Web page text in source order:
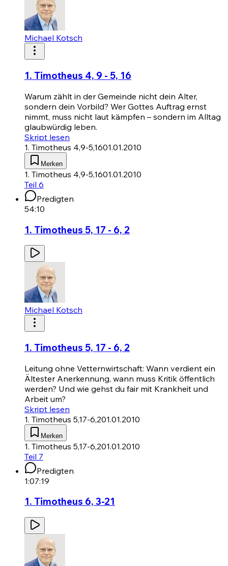
Michael Kotsch
1. Timotheus 4, 9 - 5, 16
Warum zählt in der Gemeinde nicht dein Alter,
sondern dein Vorbild? Wer Gottes Auftrag ernst
nimmt, muss nicht laut kämpfen – sondern im Alltag
glaubwürdig leben.
Skript lesen
1. Timotheus 4,9-5,1601.01.2010
Merken
1. Timotheus 4,9-5,1601.01.2010
Teil 6
Predigten
54:10
1. Timotheus 5, 17 - 6, 2
Michael Kotsch
1. Timotheus 5, 17 - 6, 2
Leitung ohne Vetternwirtschaft: Wann verdient ein
Ältester Anerkennung, wann muss Kritik öffentlich
werden? Und wie gehst du fair mit Krankheit und
Arbeit um?
Skript lesen
1. Timotheus 5,17-6,201.01.2010
Merken
1. Timotheus 5,17-6,201.01.2010
Teil 7
Predigten
1:07:19
1. Timotheus 6, 3-21